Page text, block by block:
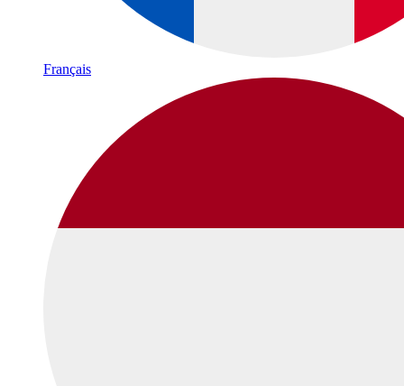
Français